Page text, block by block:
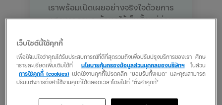
เราพร้อมเปิดเผยอย่างจริงใจด้วยการ
แสดงราคาและข้อมูลให้เห็นตั้งแต่ก่อน
เว็บไซต์นี้ใช้คุกกี้
เพื่อให้แน่ใจว่าคุณได้รับประสบการณ์ที่ดีที่สุดรวมถึงเพื่อปรับปรุงบริการของเรา ศึกษ
ารายละเอียดเพิ่มเติมได้ที่
นโยบายคุ้มครองข้อมูลส่วนบุคคลของบริษัทฯในส่วน
การใช้คุกกี้ (cookies) เปิดใช้งานคุกกี้โปรดคลิก "ยอมรับทั้งหมด" และคุณสามารถ
ปรับแต่งการตั้งค่าใช้งานคุกกี้ได้ตลอดเวลาโดยไปที่ "ตั้งค่าคุกกี้"